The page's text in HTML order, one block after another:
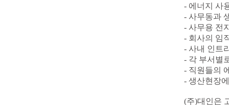
- 에너지 사
- 사무동과
- 사무용 전
- 회사의 임
- 사내 인트
- 각 부서별
- 직원들의
- 생산현장
(주)대인은